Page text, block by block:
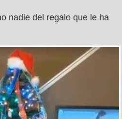
nadie del regalo que le ha